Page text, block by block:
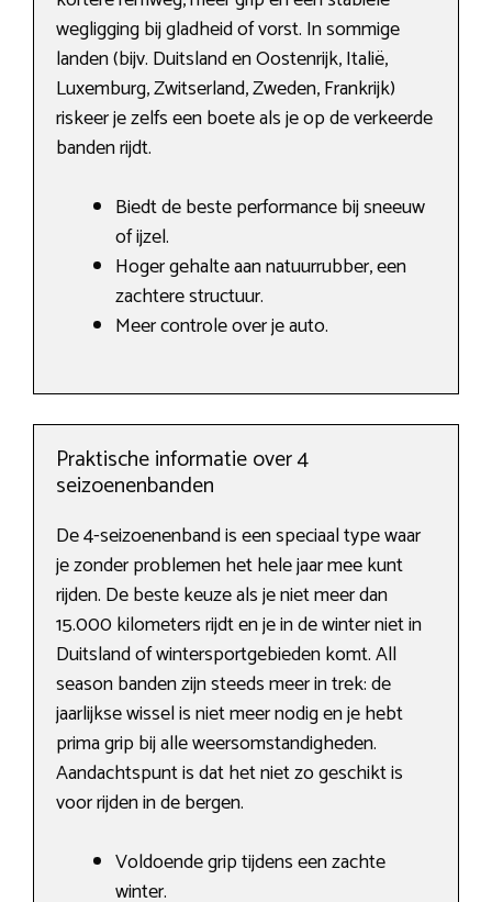
wegligging bij gladheid of vorst. In sommige
landen (bijv. Duitsland en Oostenrijk, Italië,
Luxemburg, Zwitserland, Zweden, Frankrijk)
riskeer je zelfs een boete als je op de verkeerde
banden rijdt.
Biedt de beste performance bij sneeuw
of ijzel.
Hoger gehalte aan natuurrubber, een
zachtere structuur.
Meer controle over je auto.
Praktische informatie over 4
seizoenenbanden
De 4-seizoenenband is een speciaal type waar
je zonder problemen het hele jaar mee kunt
rijden. De beste keuze als je niet meer dan
15.000 kilometers rijdt en je in de winter niet in
Duitsland of wintersportgebieden komt. All
season banden zijn steeds meer in trek: de
jaarlijkse wissel is niet meer nodig en je hebt
prima grip bij alle weersomstandigheden.
Aandachtspunt is dat het niet zo geschikt is
voor rijden in de bergen.
Voldoende grip tijdens een zachte
winter.